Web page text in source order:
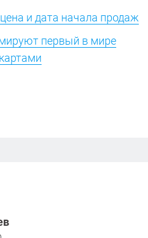
и дата начала продаж
первый в мире